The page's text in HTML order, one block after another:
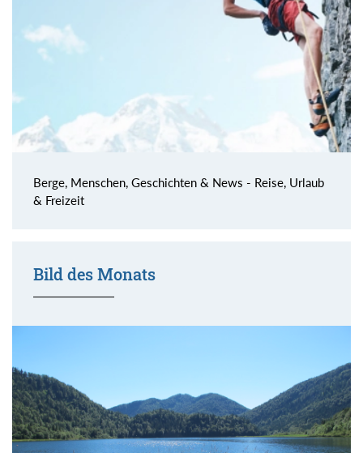
Berge, Menschen, Geschichten & News - Reise, Urlaub
& Freizeit
Bild des Monats